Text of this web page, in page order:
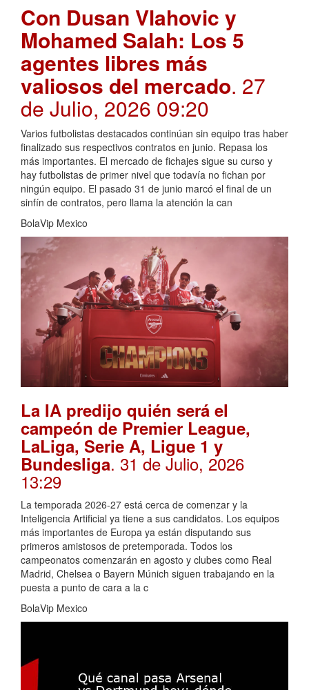
Con Dusan Vlahovic y
Mohamed Salah: Los 5
agentes libres más
valiosos del mercado. 27
de Julio, 2026 09:20
Varios futbolistas destacados continúan sin equipo tras haber
finalizado sus respectivos contratos en junio. Repasa los
más importantes. El mercado de fichajes sigue su curso y
hay futbolistas de primer nivel que todavía no fichan por
ningún equipo. El pasado 31 de junio marcó el final de un
sinfín de contratos, pero llama la atención la can
BolaVip Mexico
La IA predijo quién será el
campeón de Premier League,
LaLiga, Serie A, Ligue 1 y
Bundesliga. 31 de Julio, 2026
13:29
La temporada 2026-27 está cerca de comenzar y la
Inteligencia Artificial ya tiene a sus candidatos. Los equipos
más importantes de Europa ya están disputando sus
primeros amistosos de pretemporada. Todos los
campeonatos comenzarán en agosto y clubes como Real
Madrid, Chelsea o Bayern Múnich siguen trabajando en la
puesta a punto de cara a la c
BolaVip Mexico